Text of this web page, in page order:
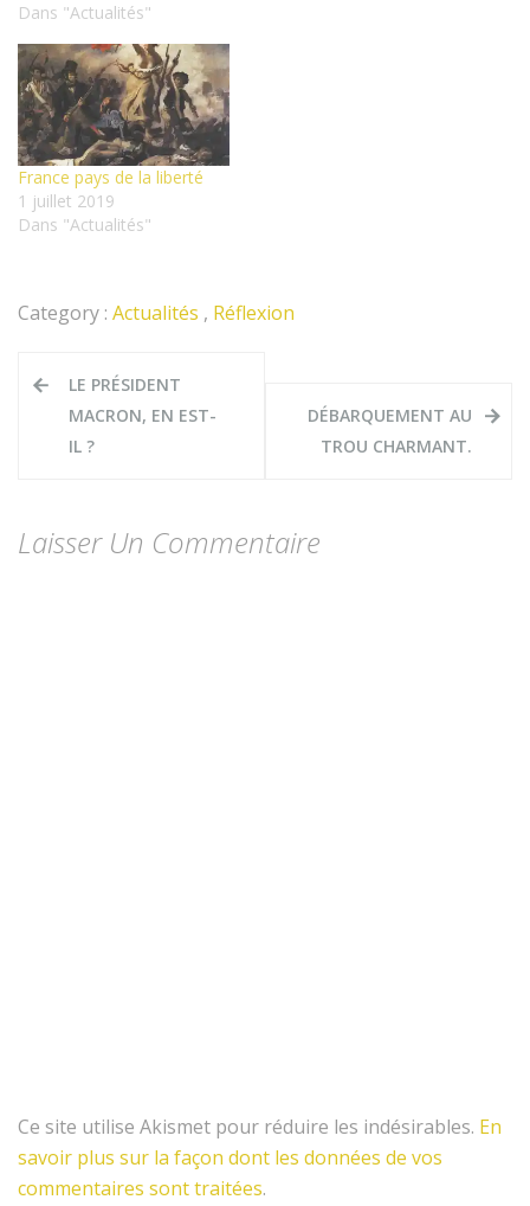
Dans "Actualités"
France pays de la liberté
1 juillet 2019
Dans "Actualités"
Category : Actualités , Réflexion
Navigation
de
l’article
LE PRÉSIDENT
MACRON, EN EST-
IL ?
DÉBARQUEMENT AU
TROU CHARMANT.
Laisser Un Commentaire
Ce site utilise Akismet pour réduire les indésirables. En
savoir plus sur la façon dont les données de vos
commentaires sont traitées.